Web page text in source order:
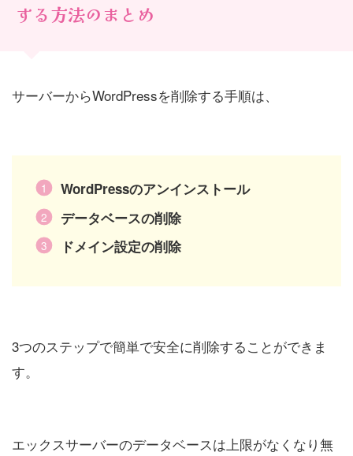
する方法のまとめ
サーバーからWordPressを削除する手順は、
WordPressのアンインストール
データベースの削除
ドメイン設定の削除
3つのステップで簡単で安全に削除することができま
す。
エックスサーバーのデータベースは上限がなくなり無